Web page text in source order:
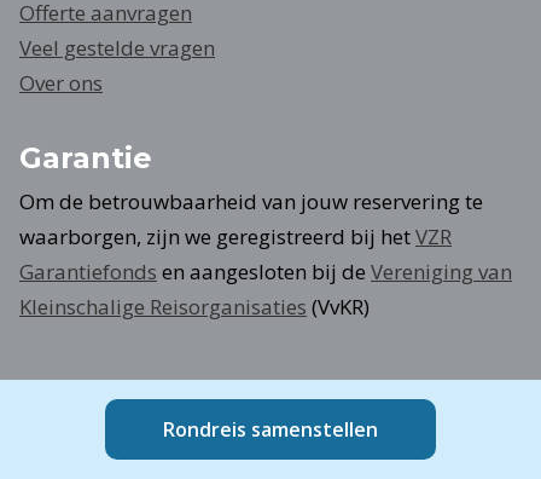
Rondreis samenstellen
Offerte aanvragen
Veel gestelde vragen
Over ons
Garantie
Om de betrouwbaarheid van jouw reservering te
waarborgen, zijn we geregistreerd bij hetVZR
Garantiefonds en aangesloten bij de Vereniging van
Kleinschalige Reisorganisaties (VvKR)